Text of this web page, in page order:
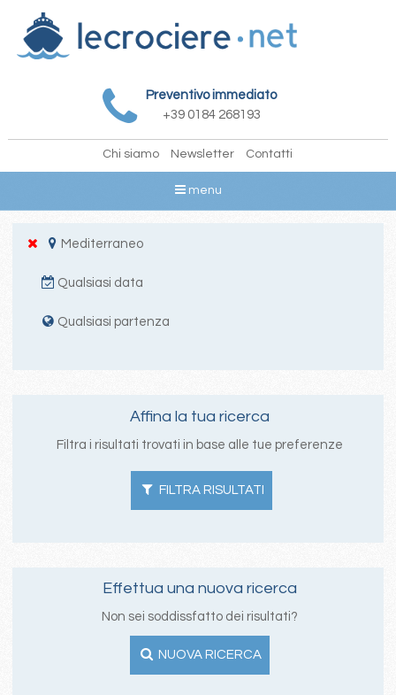
Preventivo immediato
+39 0184 268193
Chi siamo Newsletter Contatti
menu
Mediterraneo
Qualsiasi data
Qualsiasi partenza
Affina la tua ricerca
Filtra i risultati trovati in base alle tue preferenze
FILTRA RISULTATI
Effettua una nuova ricerca
Non sei soddissfatto dei risultati?
NUOVA RICERCA